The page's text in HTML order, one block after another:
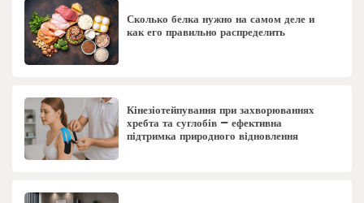
Сколько белка нужно на самом деле и
как его правильно распределить
Кінезіотейпування при захворюваннях
хребта та суглобів – ефективна
підтримка природного відновлення